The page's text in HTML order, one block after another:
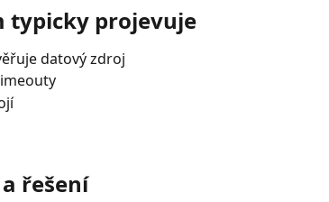
typicky projevuje
datový zdroj
řešení